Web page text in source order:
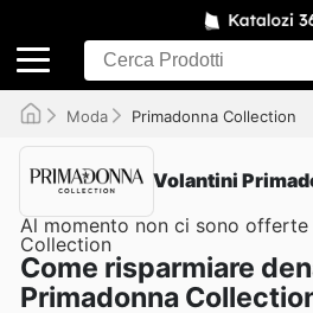
Moda Primadonna Collection
Volantini
Al momento non ci sono offerte
Collection
Come risparmiare
Primadonna